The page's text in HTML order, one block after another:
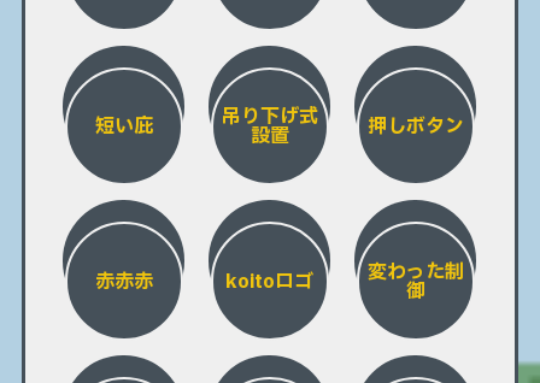
短い庇 吊り下げ式
設置 押しボタン
赤赤赤 koitoロゴ 変わった制
御